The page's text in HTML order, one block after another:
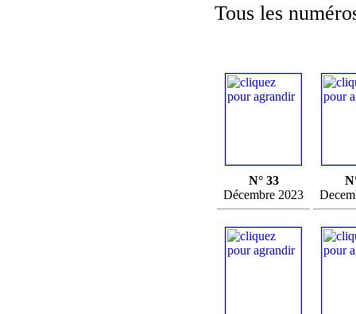
Tous les
N° 33
Décembre 2023